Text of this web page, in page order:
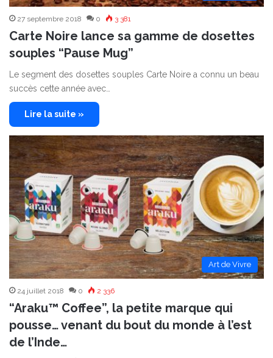
27 septembre 2018 0 3 381
Carte Noire lance sa gamme de dosettes
souples “Pause Mug”
Le segment des dosettes souples Carte Noire a connu un beau
succès cette année avec…
Lire la suite »
Art de Vivre
24 juillet 2018 0 2 336
“Araku™ Coffee”, la petite marque qui
pousse… venant du bout du monde à l’est
de l’Inde…